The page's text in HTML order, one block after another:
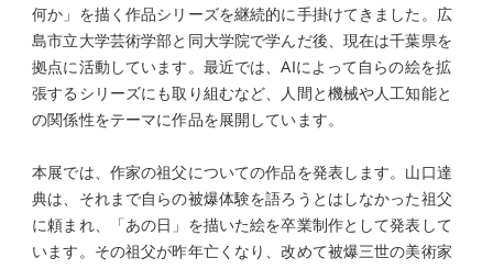
何か」を描く作品シリーズを継続的に手掛けてきました。広
島市立大学芸術学部と同大学院で学んだ後、現在は千葉県を
拠点に活動しています。最近では、AIによって自らの絵を拡
張するシリーズにも取り組むなど、人間と機械や人工知能と
の関係性をテーマに作品を展開しています。
本展では、作家の祖父についての作品を発表します。山口達
典は、それまで自らの被爆体験を語ろうとはしなかった祖父
に頼まれ、「あの日」を描いた絵を卒業制作として発表して
います。その祖父が昨年亡くなり、改めて被爆三世の美術家